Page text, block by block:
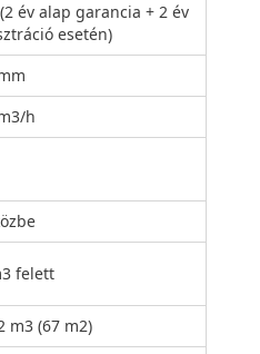
év alap garancia + 2 év
esetén)
h
felett
m3 (67 m2)